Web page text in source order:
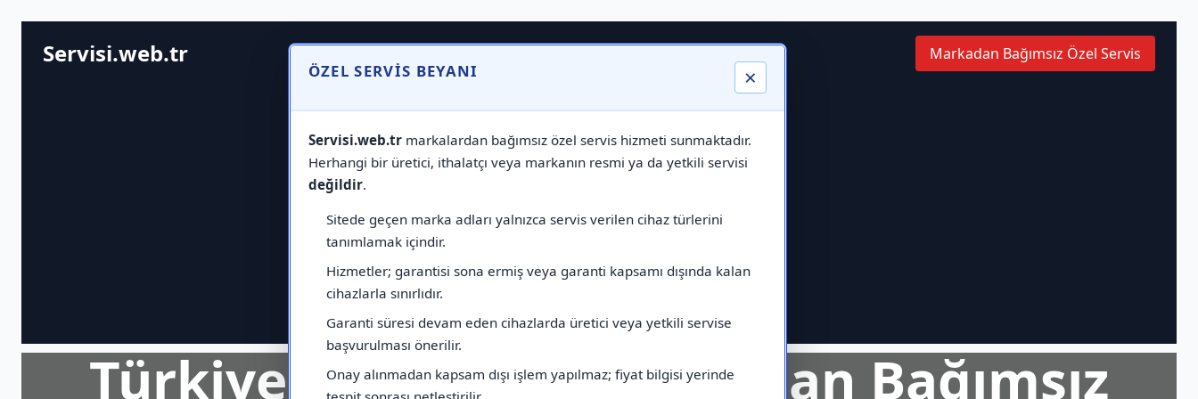
ÖZEL SERVIS BEYANI ×
Servisi.web.trmarkalardan bağımsız özel servis hizmeti sunmaktadır.
Herhangi bir üretici, ithalatçı veya markanın resmi ya da yetkili servisi
değildir.
Sitede geçen marka adları yalnızca servis verilen cihaz türlerini
tanımlamak içindir.
Hizmetler; garantisi sona ermiş veya garanti kapsamı dışında kalan
cihazlarla sınırlıdır.
Garanti süresi devam eden cihazlarda üretici veya yetkili servise
başvurulması önerilir.
Onay alınmadan kapsam dışı işlem yapılmaz; fiyat bilgisi yerinde
Servisi.web.tr Markadan Bağımsız Özel Servis
Türkiye GenelindeMarkadan Bağımsız